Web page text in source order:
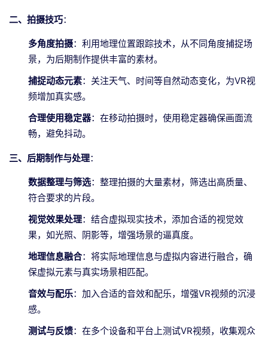
二、拍摄技巧：
多角度拍摄：利用地理位置跟踪技术，从不同角度捕捉场
景，为后期制作提供丰富的素材。
捕捉动态元素：关注天气、时间等自然动态变化，为VR视
频增加真实感。
合理使用稳定器：在移动拍摄时，使用稳定器确保画面流
畅，避免抖动。
三、后期制作与处理：
数据整理与筛选：整理拍摄的大量素材，筛选出高质量、
符合要求的片段。
视觉效果处理：结合虚拟现实技术，添加合适的视觉效
果，如光照、阴影等，增强场景的逼真度。
地理信息融合：将实际地理信息与虚拟内容进行融合，确
保虚拟元素与真实场景相匹配。
音效与配乐：加入合适的音效和配乐，增强VR视频的沉浸
感。
测试与反馈：在多个设备和平台上测试VR视频，收集观众